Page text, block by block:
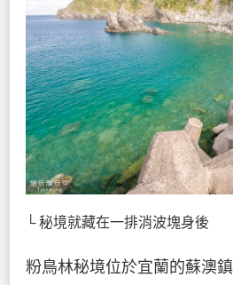
└ 秘境就藏在一排消波塊身後
粉鳥林秘境位於宜蘭的蘇澳